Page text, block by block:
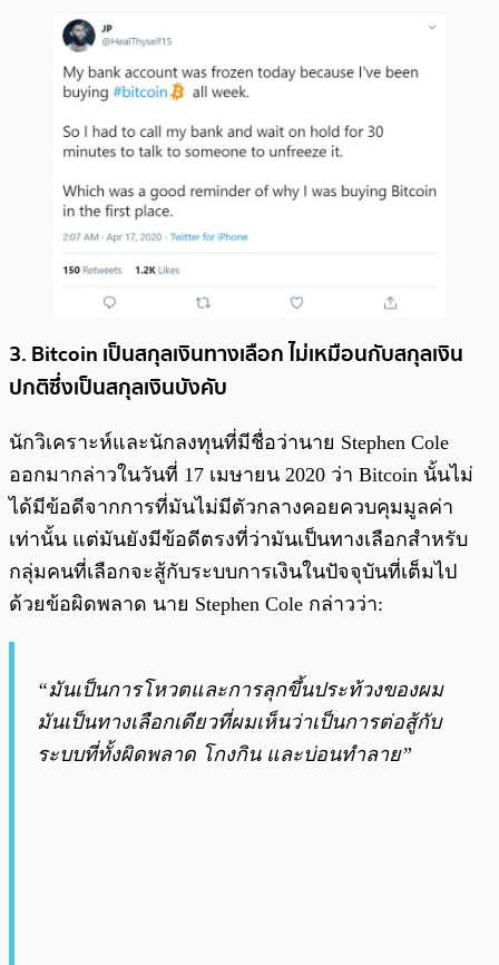
3. Bitcoin เป็นสกุลเงินทางเลือก ไม่เหมือนกับสกุลเงิน
ปกติซึ่งเป็นสกุลเงินบังคับ
นักวิเคราะห์และนักลงทุนที่มีชื่อว่านาย Stephen Cole
ออกมากล่าวในวันที่ 17 เมษายน 2020 ว่า Bitcoin นั้นไม่
ได้มีข้อดีจากการที่มันไม่มีตัวกลางคอยควบคุมมูลค่า
เท่านั้น แต่มันยังมีข้อดีตรงที่ว่ามันเป็นทางเลือกสำหรับ
กลุ่มคนที่เลือกจะสู้กับระบบการเงินในปัจจุบันที่เต็มไป
ด้วยข้อผิดพลาด นาย Stephen Cole กล่าวว่า:
“มันเป็นการโหวตและการลุกขึ้นประท้วงของผม
มันเป็นทางเลือกเดียวที่ผมเห็นว่าเป็นการต่อสู้กับ
ระบบที่ทั้งผิดพลาด โกงกิน และบ่อนทำลาย”